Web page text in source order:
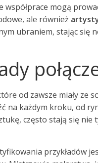
mogą
ale również
ubraniem, stając się
od zawsze miały ze
na każdym kroku, od
często stają się
przykładów